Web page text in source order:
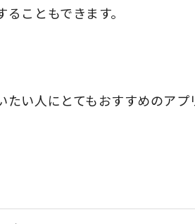
こともできます。
い人にとてもおすすめのアプ